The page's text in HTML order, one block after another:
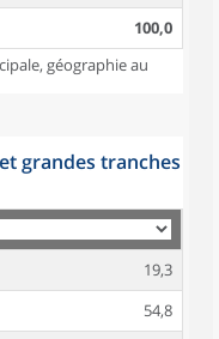
100,0
géographie au
grandes tranches
19,3
54,8